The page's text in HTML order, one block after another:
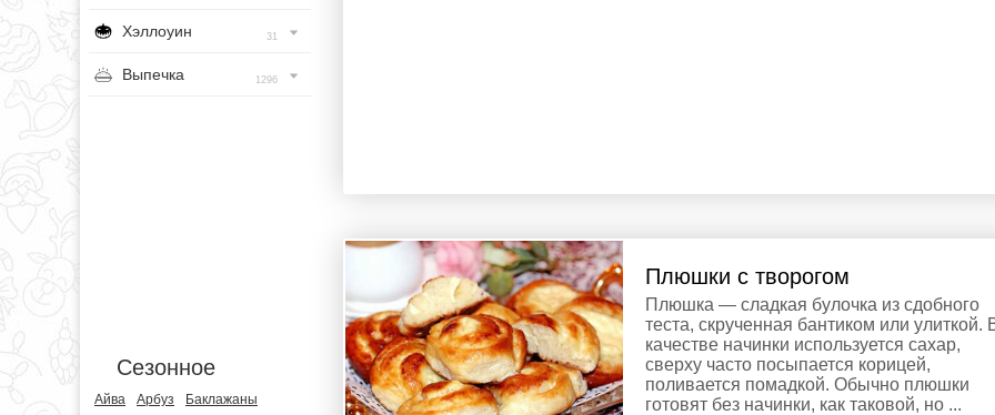
Хэллоуин 31
Выпечка 1296
Сезонное
Айва Арбуз
Баклажаны
Плюшки с творогом
Плюшка — сладкая булочка из сдобного
теста, скрученная бантиком или улиткой.
качестве начинки используется сахар,
сверху часто посыпается корицей,
поливается помадкой. Обычно плюшки
готовят без начинки, как таковой, но ...